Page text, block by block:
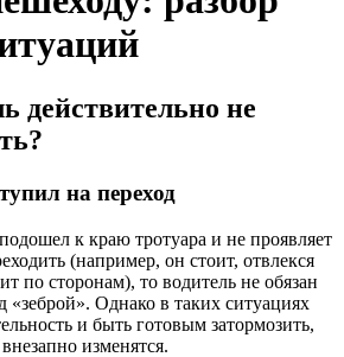
действительно не
на переход
к краю тротуара и не проявляет
(например, он стоит, отвлекся
по сторонам), то водитель не обязан
«зеброй». Однако в таких ситуациях
и быть готовым затормозить,
изменятся.